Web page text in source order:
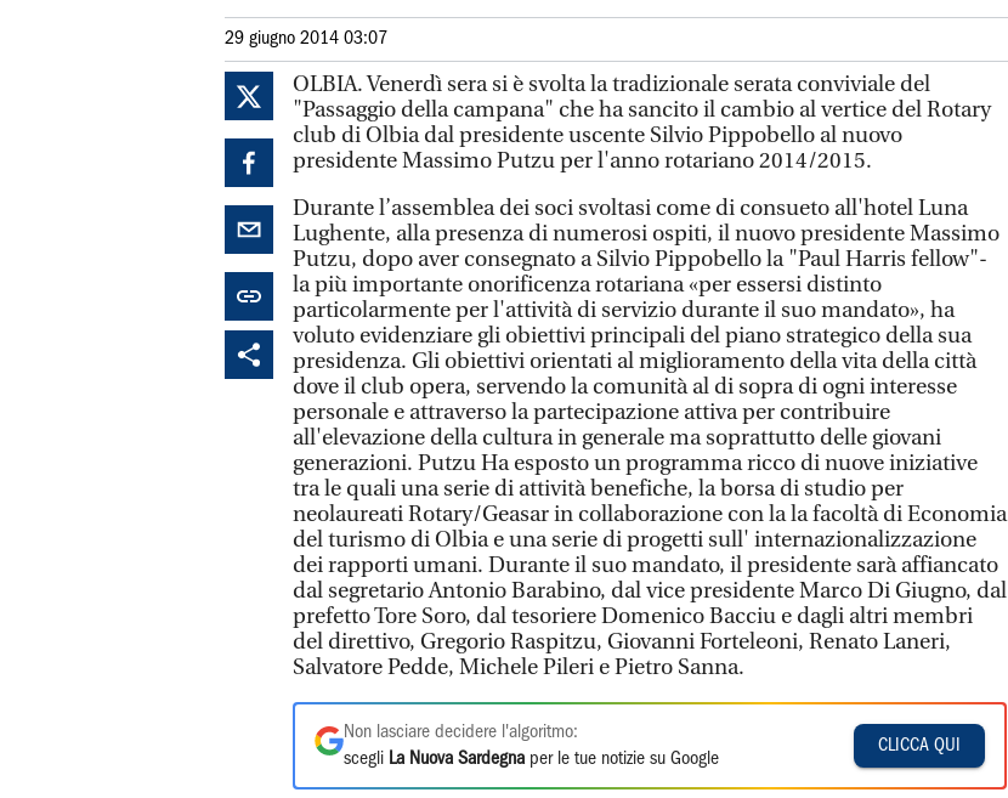
29 giugno 2014 03:07
OLBIA. Venerdì sera si è svolta la tradizionale serata conviviale del
"Passaggio della campana" che ha sancito il cambio al vertice del Rotary
club di Olbia dal presidente uscente Silvio Pippobello al nuovo
presidente Massimo Putzu per l'anno rotariano 2014/2015.
Durante l’assemblea dei soci svoltasi come di consueto all'hotel Luna
Lughente, alla presenza di numerosi ospiti, il nuovo presidente Massimo
Putzu, dopo aver consegnato a Silvio Pippobello la "Paul Harris fellow"-
la più importante onorificenza rotariana «per essersi distinto
particolarmente per l'attività di servizio durante il suo mandato», ha
voluto evidenziare gli obiettivi principali del piano strategico della sua
presidenza. Gli obiettivi orientati al miglioramento della vita della città
dove il club opera, servendo la comunità al di sopra di ogni interesse
personale e attraverso la partecipazione attiva per contribuire
all'elevazione della cultura in generale ma soprattutto delle giovani
generazioni. Putzu Ha esposto un programma ricco di nuove iniziative
tra le quali una serie di attività benefiche, la borsa di studio per
neolaureati Rotary/Geasar in collaborazione con la la facoltà di Economia
del turismo di Olbia e una serie di progetti sull' internazionalizzazione
dei rapporti umani. Durante il suo mandato, il presidente sarà affiancato
dal segretario Antonio Barabino, dal vice presidente Marco Di Giugno, dal
prefetto Tore Soro, dal tesoriere Domenico Bacciu e dagli altri membri
del direttivo, Gregorio Raspitzu, Giovanni Forteleoni, Renato Laneri,
Salvatore Pedde, Michele Pileri e Pietro Sanna.
Non lasciare decidere l'algoritmo:
scegli La Nuova Sardegna per le tue notizie su Google
CLICCA QUI